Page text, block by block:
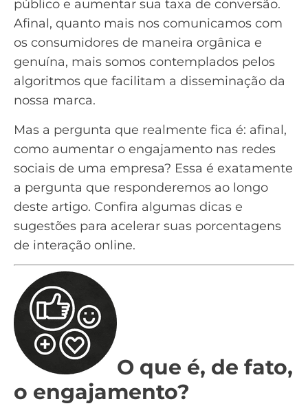
público e aumentar sua taxa de conversão.
Afinal, quanto mais nos comunicamos com
os consumidores de maneira orgânica e
genuína, mais somos contemplados pelos
algoritmos que facilitam a disseminação da
nossa marca.
Mas a pergunta que realmente fica é: afinal,
como aumentar o engajamento nas redes
sociais de uma empresa? Essa é exatamente
a pergunta que responderemos ao longo
deste artigo. Confira algumas dicas e
sugestões para acelerar suas porcentagens
de interação online.
O que é, de fato,
o engajamento?